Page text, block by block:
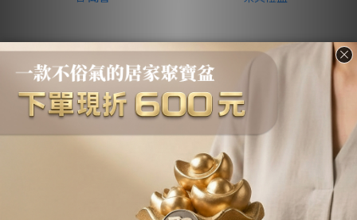
傳藝工坊 - 『彩墨蓮塘茶
杯』手繪 描金 主人杯 茶杯
傳藝工坊 - 『 蓮生吉祥 粉
引茶具套組』提梁壺 酒精
爐 茶具禮盒
NT$4,800